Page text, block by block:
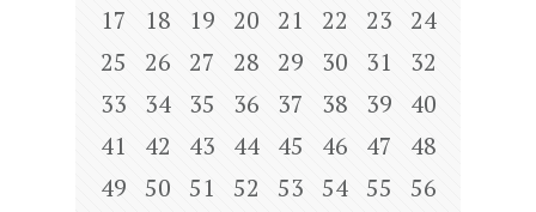
17
18 19 20 21 22 23
24
25
26 27 28 29 30 31
32
33
34 35 36 37 38 39
40
41
42 43 44 45 46 47
48
49
50 51 52 53 54 55
56